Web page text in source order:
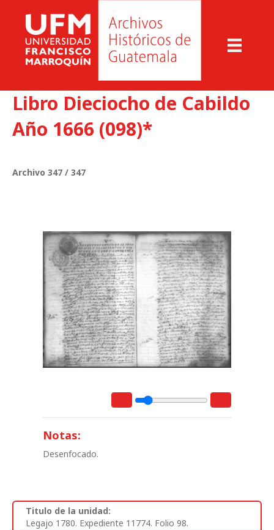
Libro Dieciocho de Cabildo
Año 1666 (098)*
Archivo 347 / 347
Notas:
Desenfocado.
Titulo de la unidad:
Legajo 1780. Expediente 11774. Folio 98.